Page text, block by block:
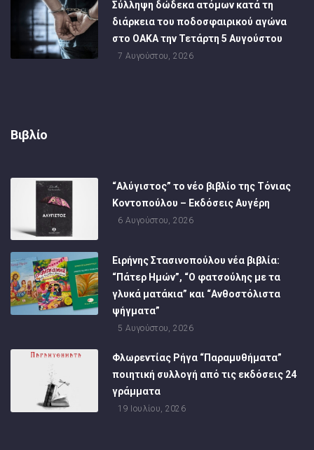
Σύλληψη δώδεκα ατόμων κατά τη
διάρκεια του ποδοσφαιρικού αγώνα
στο ΟΑΚΑ την Τετάρτη 5 Αυγούστου
7 Αυγούστου, 2026
Βιβλίο
“Αλύγιστος” το νέο βιβλίο της Τόνιας
Κοντοπούλου – Εκδόσεις Αυγέρη
6 Αυγούστου, 2026
Ειρήνης Στασινοπούλου νέα βιβλία:
“Πάτερ Ημών”, “Ο φατσούλης με τα
γλυκά ματάκια” και “Ανθοστόλιστα
ψήγματα”
5 Αυγούστου, 2026
Φλωρεντίας Ρήγα “Παραμυθήματα”
ποιητική συλλογή από τις εκδόσεις 24
γράμματα
19 Ιουλίου, 2026